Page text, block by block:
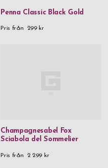
Penna Classic Black Gold
Pris från 299 kr
Champagnesabel Fox
Sciabola del Sommelier
Pris från 2 299 kr